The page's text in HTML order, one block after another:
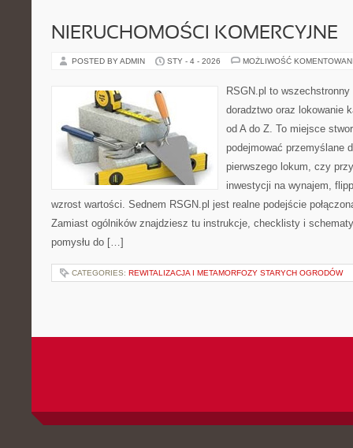
NIERUCHOMOŚCI KOMERCYJNE
POSTED BY ADMIN STY - 4 - 2026 MOŻLIWOŚĆ
RSGN.pl to
doradztwo oraz lokowanie
od A do Z. To miejsce
podejmować przemyślane
pierwszego lokum, czy
inwestycji na wynajem,
wzrost wartości. Sednem RSGN.pl jest realne podejście
Zamiast ogólników znajdziesz tu instrukcje, checklisty i
pomysłu do […]
CATEGORIES: REWITALIZACJA I METAMORFOZY STARYCH OGRODÓW